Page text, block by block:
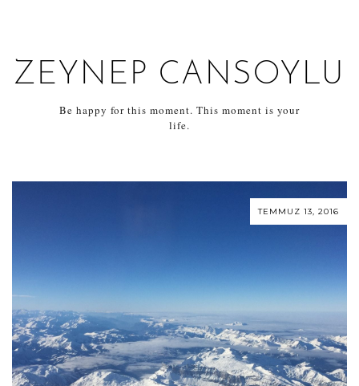
ZEYNEP CANSOYLU
Be happy for this moment. This moment is your
life.
TEMMUZ 13, 2016